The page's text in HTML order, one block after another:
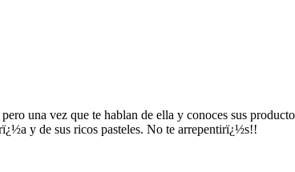
una vez que te hablan de ella y conoces sus
y de sus ricos pasteles. No te arrepentirï¿½s!!